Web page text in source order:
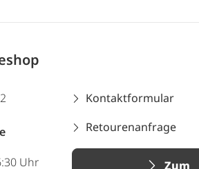
Uhr
Kontaktformular
Retourenanfrage
Zum